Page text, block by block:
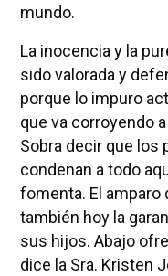
mundo.
La inocencia y la
sido valorada y
porque lo impuro
que va corroyendo
Sobra decir que los
condenan a todo
fomenta. El amparo
también hoy la
sus hijos. Abajo
dice la Sra. Kristen